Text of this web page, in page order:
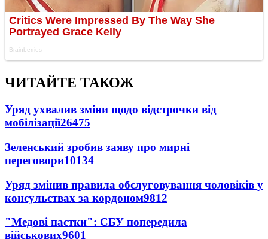
ЧИТАЙТЕ ТАКОЖ
Уряд ухвалив зміни щодо відстрочки від
мобілізації26475
Зеленський зробив заяву про мирні
переговори10134
Уряд змінив правила обслуговування чоловіків у
консульствах за кордоном9812
"Медові пастки": СБУ попередила
військових9601